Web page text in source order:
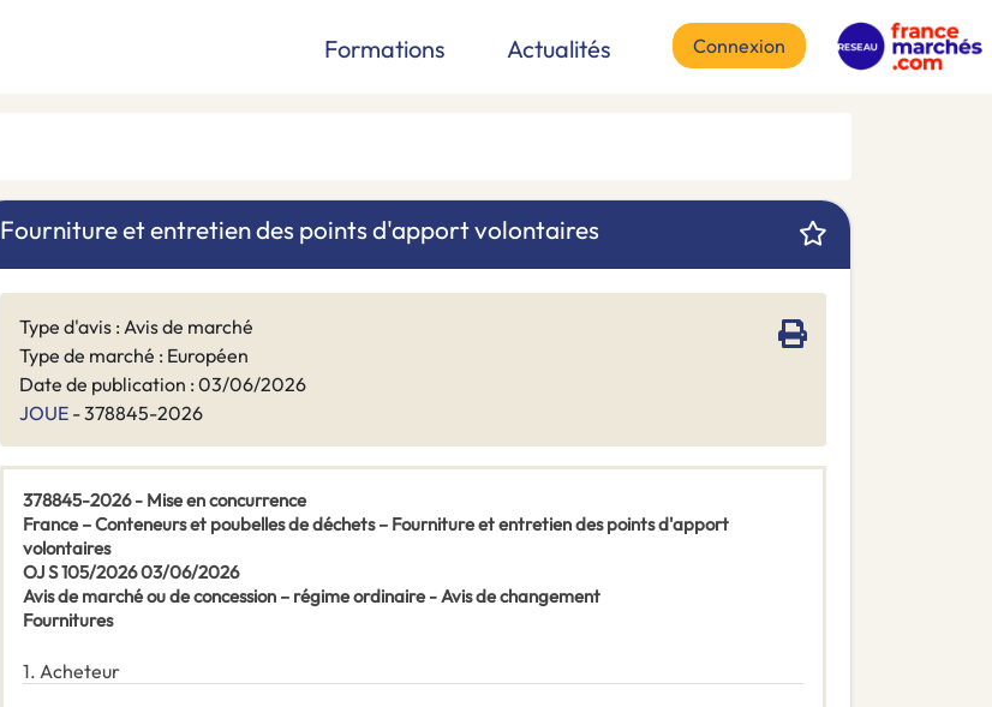
Formations Actualités Connexion
Fourniture et entretien des points d'apport volontaires
Type d'avis : Avis de marché
Type de marché : Européen
Date de publication : 03/06/2026
JOUE - 378845-2026
378845-2026 - Mise en concurrence
France – Conteneurs et poubelles de déchets – Fourniture et entretien des points d'apport
volontaires
OJ S 105/2026 03/06/2026
Avis de marché ou de concession – régime ordinaire - Avis de changement
Fournitures
1. Acheteur